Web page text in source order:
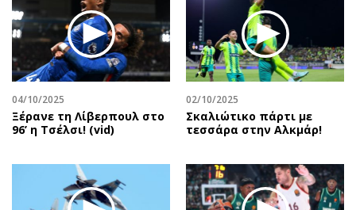
04/10/2025
Ξέρανε τη Λίβερπουλ στο
96’ η Τσέλσι! (vid)
02/10/2025
Σκαλιώτικο πάρτι με
τεσσάρα στην Αλκμάρ!